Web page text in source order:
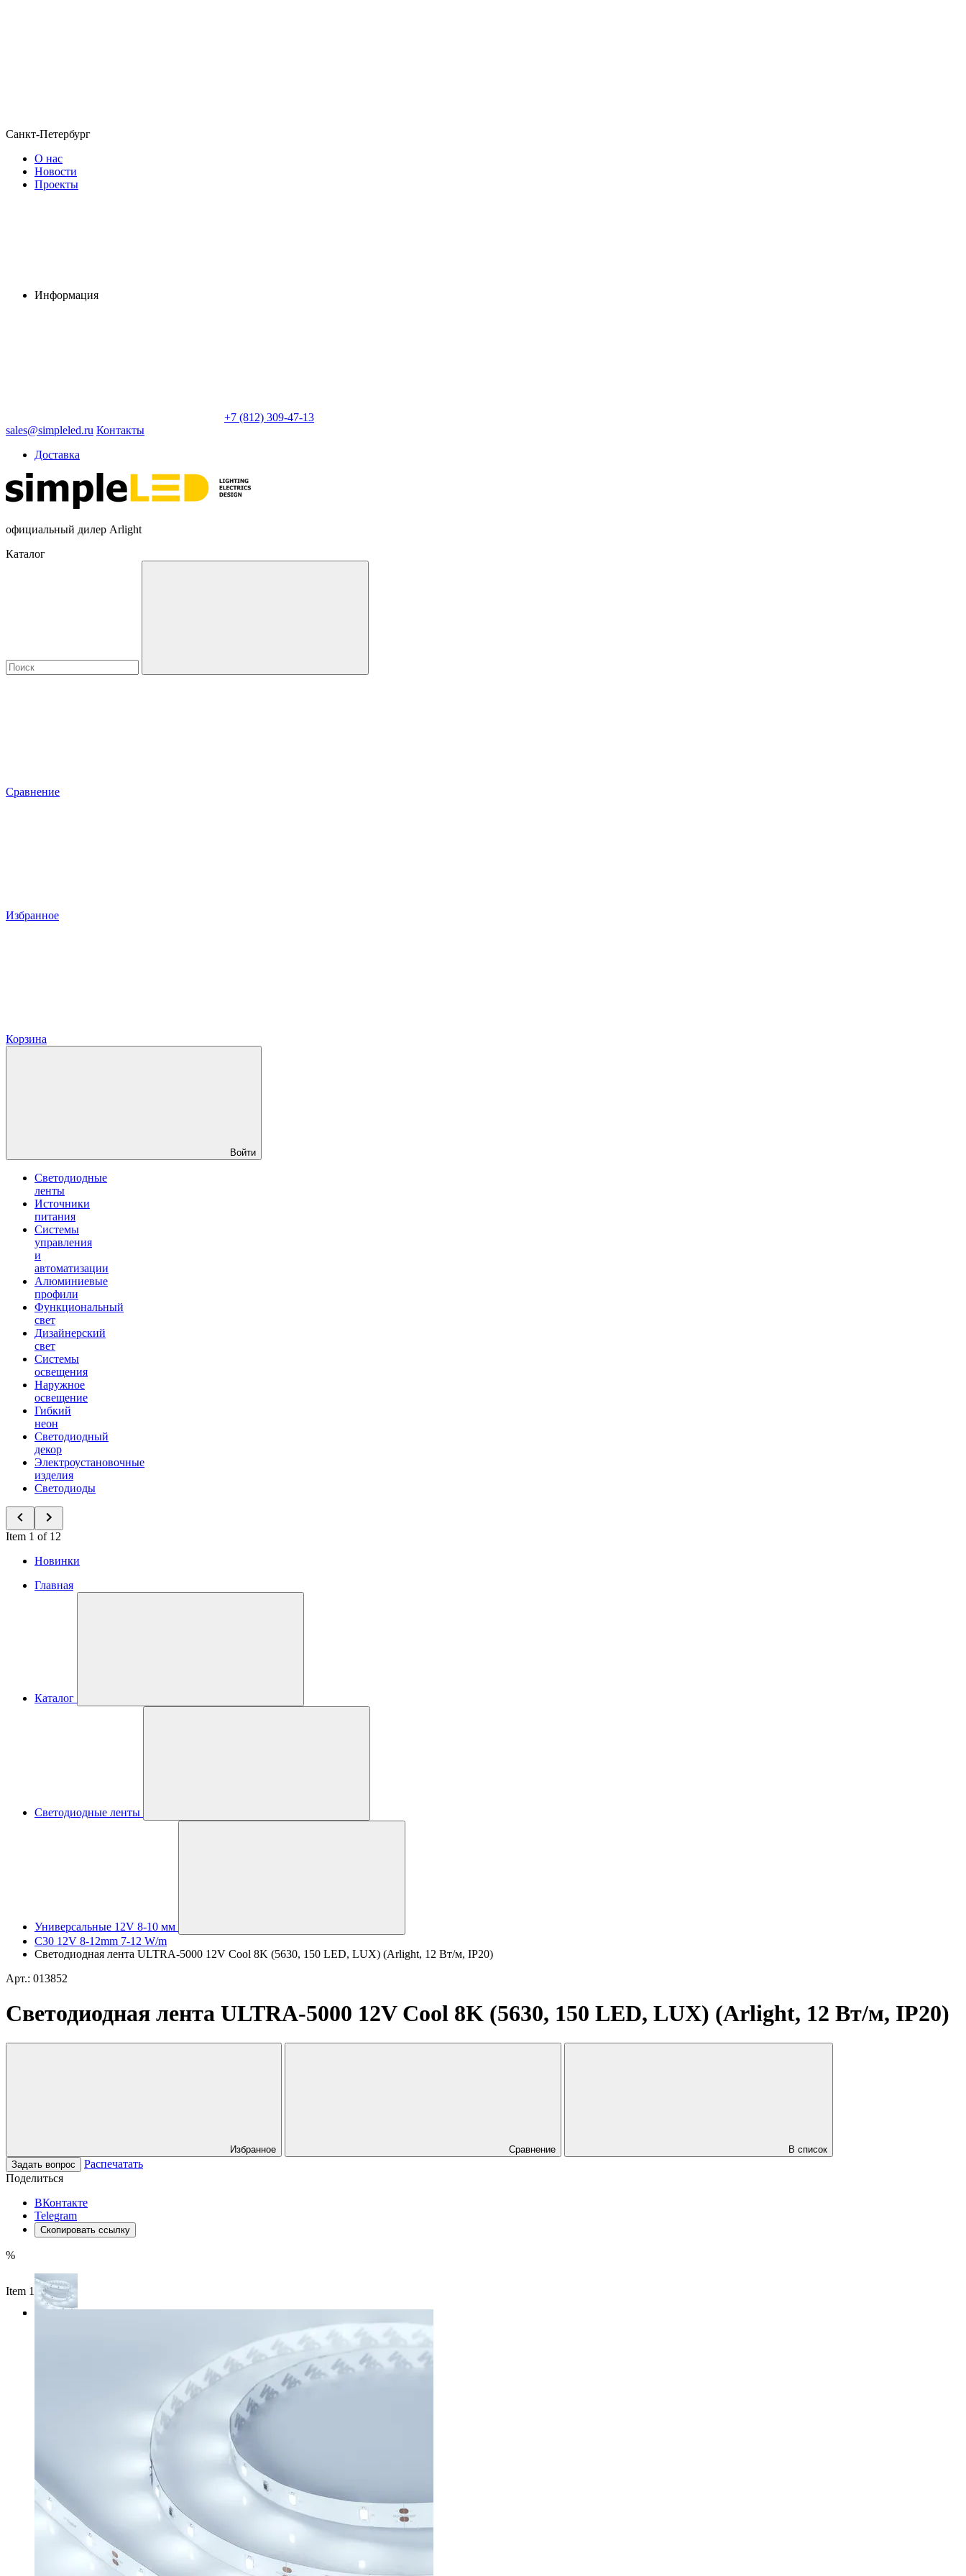
Санкт-Петербург
О нас
Новости
Проекты
Информация
+7 (812) 309-47-13
sales@simpleled.ru Контакты
Доставка
официальный дилер Arlight
Каталог
Сравнение
Избранное
Корзина
Войти
Светодиодные
ленты
Источники
питания
Системы
управления
и
автоматизации
Алюминиевые
профили
Функциональный
свет
Дизайнерский
свет
Системы
освещения
Наружное
освещение
Гибкий
неон
Светодиодный
декор
Электроустановочные
изделия
Светодиоды
Item 1 of 12
Новинки
Главная
Каталог
Светодиодные ленты
Универсальные 12V 8-10 мм
C30 12V 8-12mm 7-12 W/m
Светодиодная лента ULTRA-5000 12V Cool 8K (5630, 150 LED, LUX) (Arlight, 12 Вт/м, IP20)
Арт.: 013852
Светодиодная лента ULTRA-5000 12V Cool 8K (5630, 150 LED, LUX) (Arlight, 12 Вт/м, IP20)
Избранное Сравнение
В список
Задать вопрос
Распечатать
Поделиться
ВКонтакте
Telegram
Скопировать ссылку
%
Item 1 of 3